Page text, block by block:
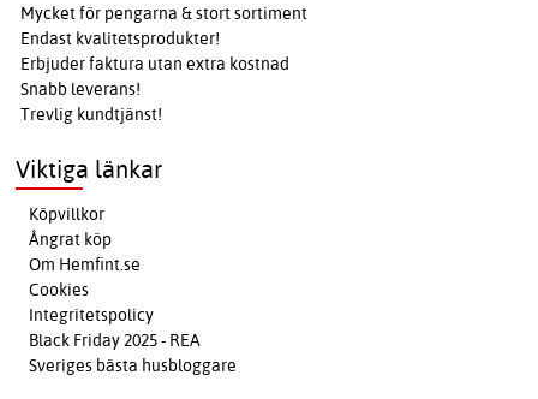
Mycket för pengarna & stort sortiment
Endast kvalitetsprodukter!
Erbjuder faktura utan extra kostnad
Snabb leverans!
Trevlig kundtjänst!
Viktiga länkar
Köpvillkor
Ångrat köp
Om Hemfint.se
Cookies
Integritetspolicy
Black Friday 2025 - REA
Sveriges bästa husbloggare